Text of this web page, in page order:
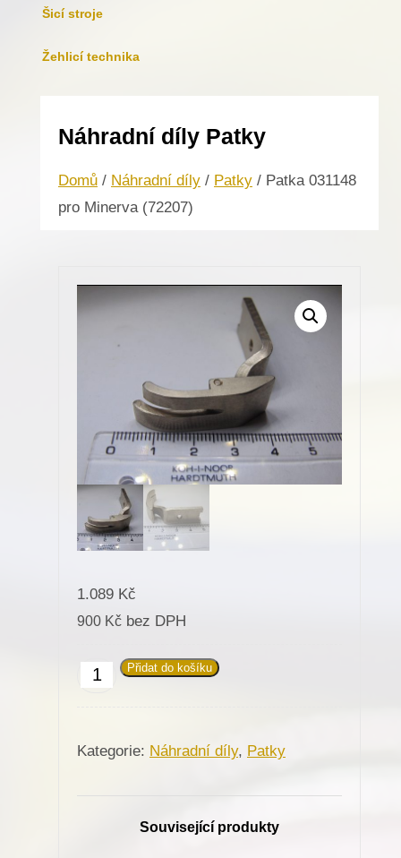
Šicí stroje
Žehlicí technika
Náhradní díly Patky
Domů / Náhradní díly / Patky / Patka 031148
pro Minerva (72207)
1.089 Kč
900 Kč bez DPH
Patka
Minerva
Přidat do košíku
Kategorie: Náhradní díly, Patky
Související produkty